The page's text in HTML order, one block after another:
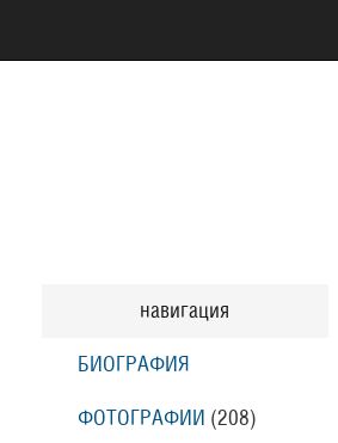
навигация
БИОГРАФИЯ
ФОТОГРАФИИ (208)